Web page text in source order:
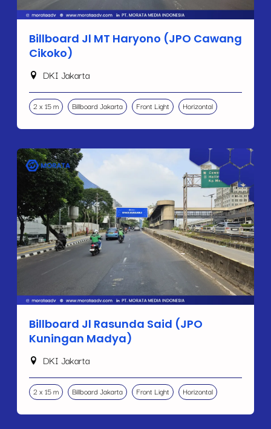
Billboard Jl MT Haryono (JPO Cawang
Cikoko)
DKI Jakarta
2 x 15 m Billboard Jakarta Front Light Horizontal
Billboard Jl Rasunda Said (JPO
Kuningan Madya)
DKI Jakarta
2 x 15 m Billboard Jakarta Front Light Horizontal